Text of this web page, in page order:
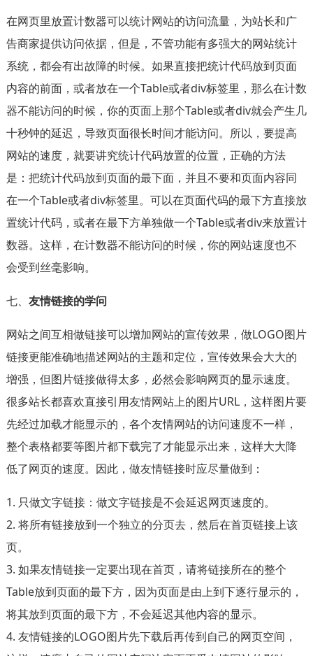
在网页里放置计数器可以统计网站的访问流量，为站长和广
告商家提供访问依据，但是，不管功能有多强大的网站统计
系统，都会有出故障的时候。如果直接把统计代码放到页面
内容的前面，或者放在一个Table或者div标签里，那么在计数
器不能访问的时候，你的页面上那个Table或者div就会产生几
十秒钟的延迟，导致页面很长时间才能访问。所以，要提高
网站的速度，就要讲究统计代码放置的位置，正确的方法
是：把统计代码放到页面的最下面，并且不要和页面内容同
在一个Table或者div标签里。可以在页面代码的最下方直接放
置统计代码，或者在最下方单独做一个Table或者div来放置计
数器。这样，在计数器不能访问的时候，你的网站速度也不
会受到丝毫影响。
七、 友情链接的学问
网站之间互相做链接可以增加网站的宣传效果，做LOGO图片
链接更能准确地描述网站的主题和定位，宣传效果会大大的
增强，但图片链接做得太多，必然会影响网页的显示速度。
很多站长都喜欢直接引用友情网站上的图片URL，这样图片要
先经过加载才能显示的，各个友情网站的访问速度不一样，
整个表格都要等图片都下载完了才能显示出来，这样大大降
低了网页的速度。因此，做友情链接时应尽量做到：
1. 只做文字链接：做文字链接是不会延迟网页速度的。
2. 将所有链接放到一个独立的分页去，然后在首页链接上该
页。
3. 如果友情链接一定要出现在首页，请将链接所在的整个
Table放到页面的最下方，因为页面是由上到下逐行显示的，
将其放到页面的最下方，不会延迟其他内容的显示。
4. 友情链接的LOGO图片先下载后再传到自己的网页空间，